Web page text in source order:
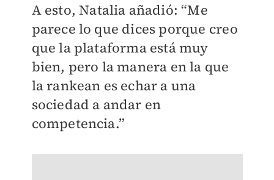
A esto, Natalia añadió: “Me
parece lo que dices porque creo
que la plataforma está muy
bien, pero la manera en la que
la rankean es echar a una
sociedad a andar en
competencia.”